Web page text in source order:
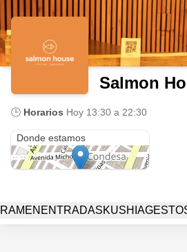
Salmon
🕒 Horarios Hoy 13:30 a 22:30
Donde estamos
RAMEN ENTRADASKUSHIAGES